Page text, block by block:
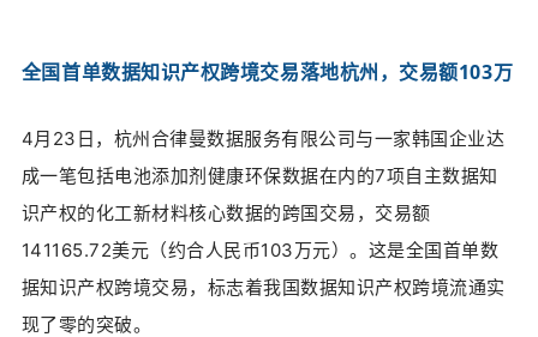
全国首单数据知识产权跨境交易落地杭州，交易额103万
4月23日， 杭州合律曼数据服务有限公司与一家韩国企业达
成一笔包括电池添加剂健康环保数据在内的7项自主数据知
识产权的化工新材料核心数据的跨国交易，交易额
141165.72美元（约合人民币103万元）。 这是全国首单数
据知识产权跨境交易，标志着我国数据知识产权跨境流通实
现了零的突破。